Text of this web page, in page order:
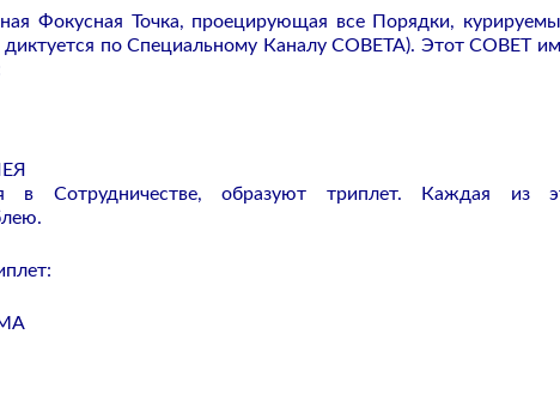
Фокусная Точка, проецирующая все Порядки,
диктуется по Специальному Каналу СОВЕТА). Этот СОВЕТ
в Сотрудничестве, образуют триплет. Каждая из